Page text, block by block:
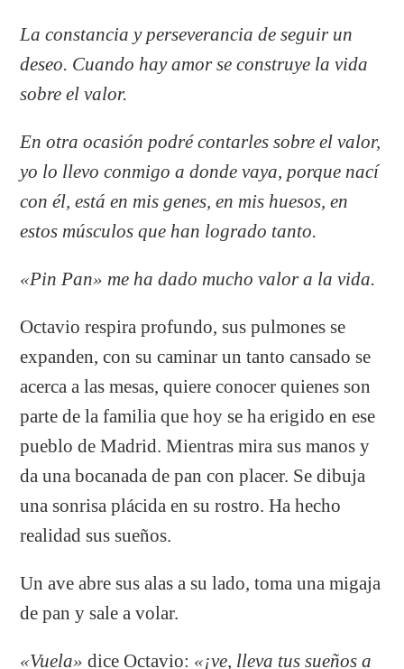
Laconstancia y perseverancia de seguir un
deseo. Cuando hay amor se construye la vida
sobre el valor.
En otra ocasión podré contarles sobre el valor,
yo lo llevo conmigo a donde vaya, porque nací
con él, está en mis genes, en mis huesos, en
estos músculos que han logrado tanto.
«Pin Pan» me ha dado mucho valor a la vida.
Octavio respira profundo, sus pulmones se
expanden, con su caminar un tanto cansado se
acerca a las mesas, quiere conocer quienes son
parte de la familia que hoy se ha erigido en ese
pueblo de Madrid. Mientras mira sus manos y
da una bocanada de pan con placer. Se dibuja
una sonrisa plácida en su rostro. Ha hecho
realidad sus sueños.
Un ave abre sus alas a su lado, toma una migaja
de pan y sale a volar.
«Vuela»dice Octavio: «¡ve, lleva tus sueños a